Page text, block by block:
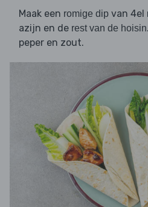
Maak een romige dip van 4el
azijn en de rest van de hoisin
peper en zout.